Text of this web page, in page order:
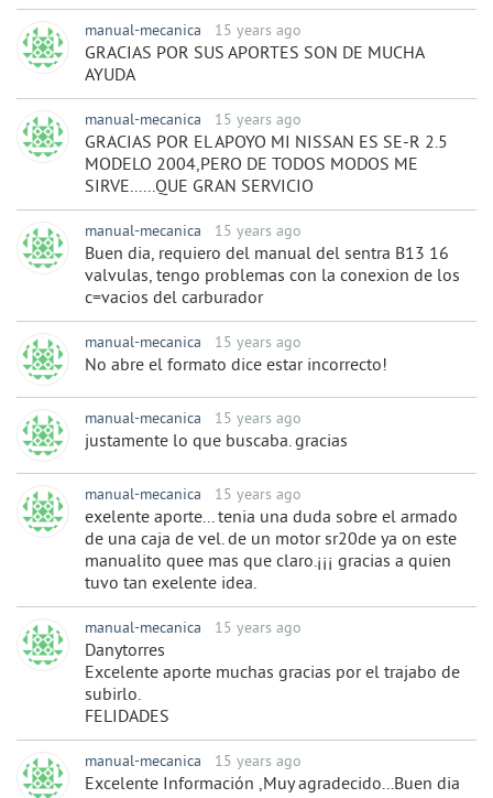
manual-mecanica 15 years ago
GRACIAS POR SUS APORTES SON DE MUCHA
AYUDA
manual-mecanica 15 years ago
GRACIAS POR EL APOYO MI NISSAN ES SE-R 2.5
MODELO 2004,PERO DE TODOS MODOS ME
SIRVE......QUE GRAN SERVICIO
manual-mecanica 15 years ago
Buen dia, requiero del manual del sentra B13 16
valvulas, tengo problemas con la conexion de los
c=vacios del carburador
manual-mecanica 15 years ago
No abre el formato dice estar incorrecto!
manual-mecanica 15 years ago
justamente lo que buscaba. gracias
manual-mecanica 15 years ago
exelente aporte... tenia una duda sobre el armado
de una caja de vel. de un motor sr20de ya on este
manualito quee mas que claro.¡¡¡ gracias a quien
tuvo tan exelente idea.
manual-mecanica 15 years ago
Danytorres
Excelente aporte muchas gracias por el trajabo de
subirlo.
FELIDADES
manual-mecanica 15 years ago
Excelente Información ,Muy agradecido...Buen dia